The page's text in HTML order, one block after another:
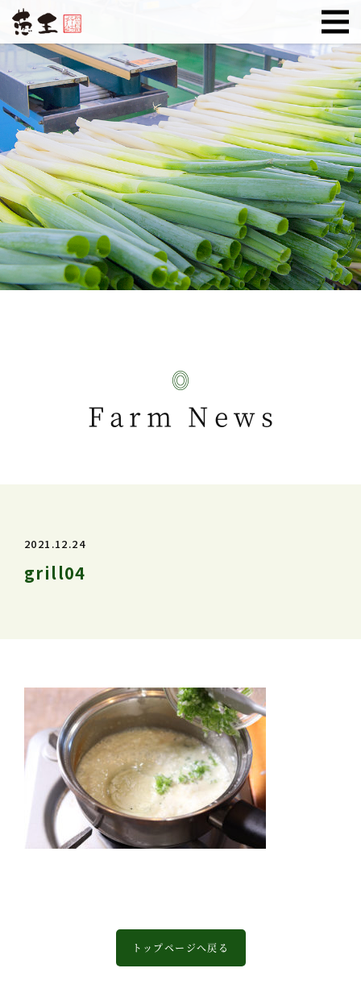
Farm News
2021.12.24
grill04
トップページへ戻る